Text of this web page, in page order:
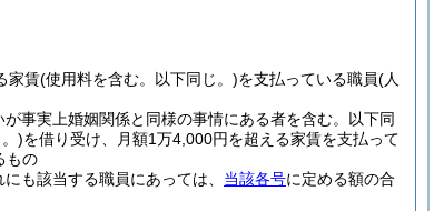
家賃(使用料を含む。以下同じ。)を支払っている職員(人
事実上婚姻関係と同様の事情にある者を含む。以下同
)を借り受け、月額1万4,000円を超える家賃を支払って
もの
も該当する職員にあっては、 当該各号に定める額の合